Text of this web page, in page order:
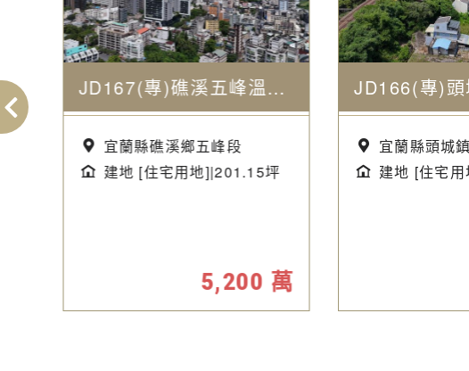
坪別墅 JD167(專)礁溪五峰溫泉持分別墅地
宜蘭縣礁溪鄉五峰段
建地 [住宅用地]|201.15坪
5,200 萬
宜蘭縣頭城
建地 [住宅